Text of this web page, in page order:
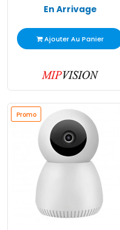
En Arrivage
Ajouter Au Panier
Promo